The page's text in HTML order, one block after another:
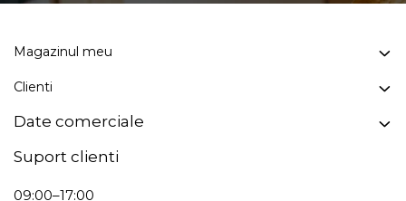
Magazinul meu
Clienti
Date comerciale
Suport clienti
09:00–17:00